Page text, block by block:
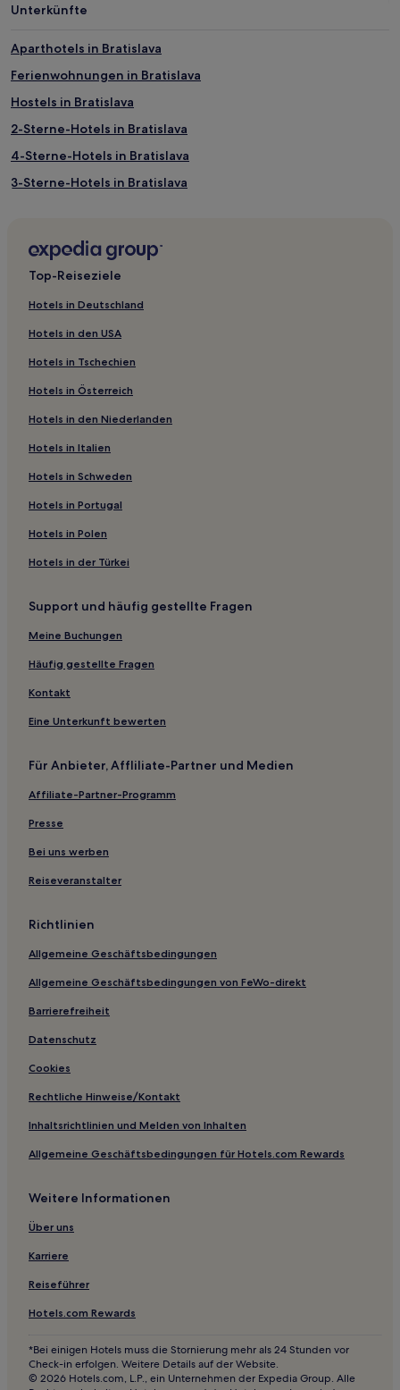
Unterkünfte
Aparthotels in Bratislava
Ferienwohnungen in Bratislava
Hostels in Bratislava
2-Sterne-Hotels in Bratislava
4-Sterne-Hotels in Bratislava
3-Sterne-Hotels in Bratislava
Lgbtqia-Freundliche in Bratislava
Familien in Bratislava
Hotels mit Küchenzeile in Bratislava
Hotels mit inbegriffenem Frühstück in Bratislava
Luxus in Bratislava
Hotels mit Fitnessbereich in Bratislava
Günstige in Bratislava
Hotels mit Wellnessbereich in Bratislava
Hotels nahe Weihnachtsmarkt Bratislava
Vajnory: Hotels
Podunajské Biskupice: Hotels
Hotels nahe Verkehrsmuseum Bratislava
Hotels nahe Tehelne Pole Stadion
Hotels nahe Maximilianbrunnen
Malý Biel: Hotels
Hotels nahe Peugeot Arena
Hotels nahe TIPOS Arena
Hotels nahe Bahnhof Bratislava Predmestie
Hotels nahe Naturkundemuseum
Hotels nahe Aupark Einkaufszentrum
Hotels nahe Horský Park
Bezirk Pezinok: Hotels
Kaplna Hotels
Píla Hotels
Most pri Bratislave Hotels
Hotels nahe Slavin Gedenkfriedhof
Hotels nahe Devínska Kobyla
Zahorska Bystrica: Hotels
Hotels nahe Wächter
Hotels nahe Slavin-Monument
Hotels nahe Schloss Devin
Petrzalka: Hotels
Rusovce: Hotels
Dubravka: Hotels
Lamač: Hotels
Hotels nahe Michaelstor
Top-Reiseziele
Hotels in Deutschland
Hotels in den USA
Hotels in Tschechien
Hotels in Österreich
Hotels in den Niederlanden
Hotels in Italien
Hotels in Schweden
Hotels in Portugal
Hotels in Polen
Hotels in der Türkei
Support und häufig gestellte Fragen
Meine Buchungen
Häufig gestellte Fragen
Kontakt
Eine Unterkunft bewerten
Für Anbieter, Affliliate-Partner und Medien
Affiliate-Partner-Programm
Presse
Bei uns werben
Reiseveranstalter
Richtlinien
Allgemeine Geschäftsbedingungen
Allgemeine Geschäftsbedingungen von FeWo-direkt
Barrierefreiheit
Datenschutz
Cookies
Rechtliche Hinweise/Kontakt
Inhaltsrichtlinien und Melden von Inhalten
Allgemeine Geschäftsbedingungen für Hotels.com Rewards
Weitere Informationen
Über uns
Karriere
Reiseführer
Hotels.com Rewards
*Bei einigen Hotels muss die Stornierung mehr als 24 Stunden vor
Check-in erfolgen. Weitere Details auf der Website.
© 2026 Hotels.com, L.P., ein Unternehmen der Expedia Group. Alle